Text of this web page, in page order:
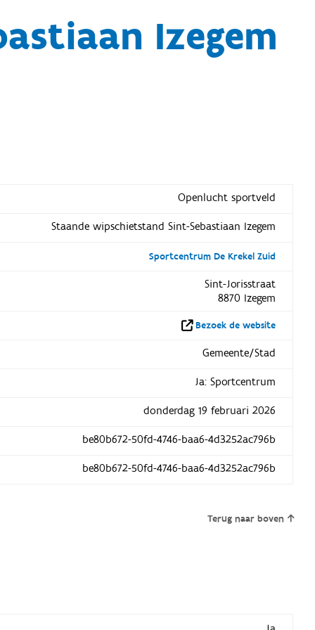
Izegem
Openlucht sportveld
Staande wipschietstand Sint-Sebastiaan Izegem
Sportcentrum De Krekel Zuid
Sint-Jorisstraat
8870 Izegem
Bezoek de website
Gemeente/Stad
Ja: Sportcentrum
donderdag 19 februari 2026
be80b672-50fd-4746-baa6-4d3252ac796b
be80b672-50fd-4746-baa6-4d3252ac796b
Terug naar boven